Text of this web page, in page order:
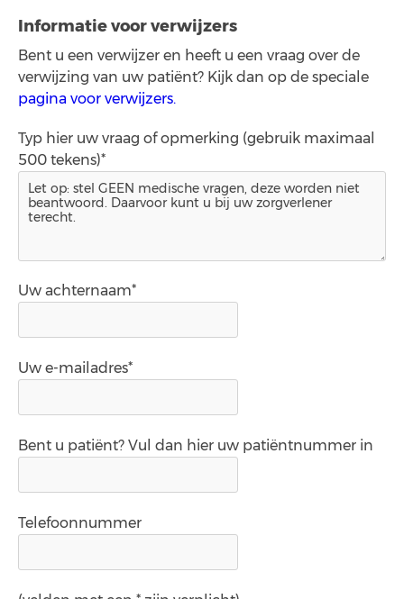
Informatie voor verwijzers
Bent u een verwijzer en heeft u een vraag over de
verwijzing van uw patiënt? Kijk dan op de speciale
pagina voor verwijzers.
Typ hier uw vraag of opmerking (gebruik maximaal
500 tekens)*
Uw achternaam*
Uw e-mailadres*
Bent u patiënt? Vul dan hier uw patiëntnummer in
Telefoonnummer